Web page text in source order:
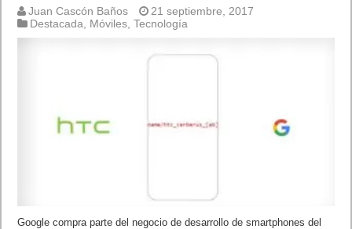
Juan Cascón Baños
21 septiembre, 2017
Destacada
Móviles ,Tecnología
Google compra parte del negocio de desarrollo de smartphones del